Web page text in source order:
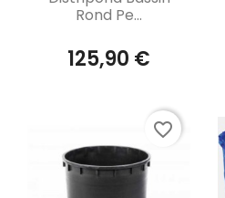
Rond Pe...
125,90 €
favorite_border